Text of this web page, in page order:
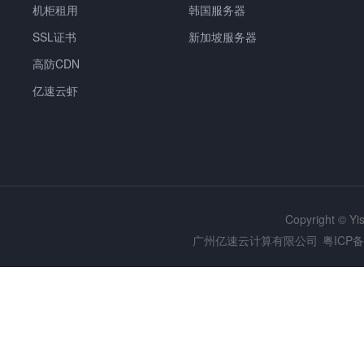
机柜租用
SSL证书
高防CDN
亿速云虾
韩国服务器
新加坡服务器
Copyright ©
广州亿速云计算有限公司 粤ICP